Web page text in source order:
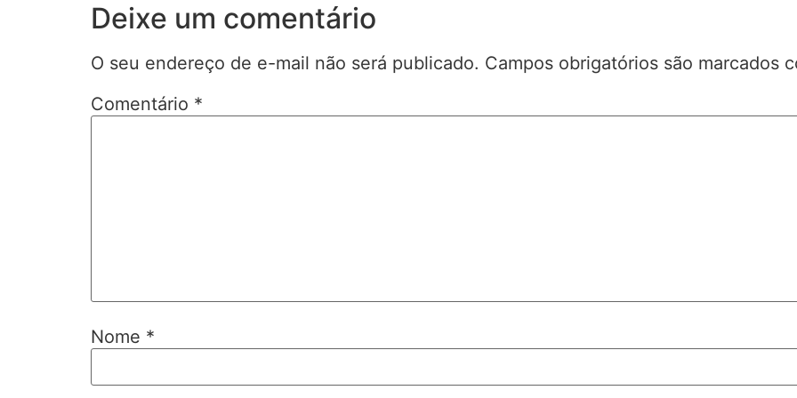
Deixe um comentário
O seu endereço de e-mail não será publicado. Campos obrigatórios são marcados
Comentário *
Nome *